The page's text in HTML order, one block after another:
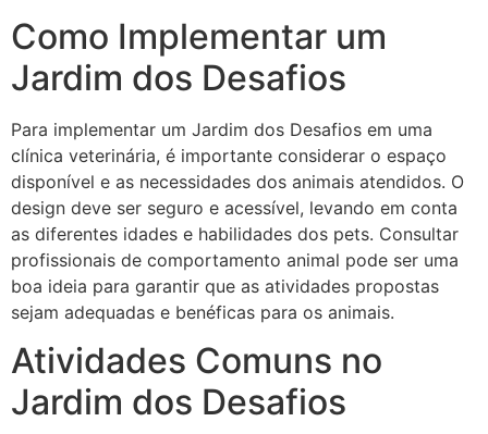
Como Implementar um
Jardim dos Desafios
Para implementar um Jardim dos Desafios em uma
clínica veterinária, é importante considerar o espaço
disponível e as necessidades dos animais atendidos. O
design deve ser seguro e acessível, levando em conta
as diferentes idades e habilidades dos pets. Consultar
profissionais de comportamento animal pode ser uma
boa ideia para garantir que as atividades propostas
sejam adequadas e benéficas para os animais.
Atividades Comuns no
Jardim dos Desafios